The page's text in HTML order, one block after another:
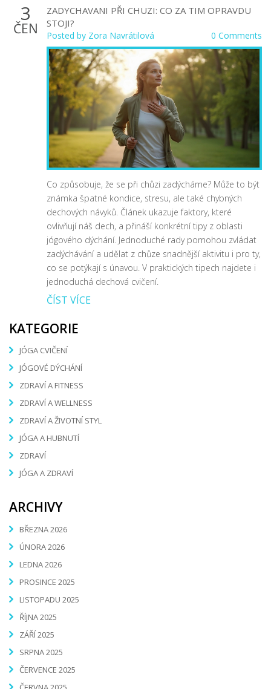
3
ČEN
ZADYCHAVANI PŘI CHUZI: CO ZA TIM OPRAVDU
STOJI?
Posted by Zora Navrátilová 0 Comments
Co způsobuje, že se při chůzi zadýcháme? Může to být
známka špatné kondice, stresu, ale také chybných
dechových návyků. Článek ukazuje faktory, které
ovlivňují náš dech, a přináší konkrétní tipy z oblasti
jógového dýchání. Jednoduché rady pomohou zvládat
zadýchávání a udělat z chůze snadnější aktivitu i pro ty,
co se potýkají s únavou. V praktických tipech najdete i
jednoduchá dechová cvičení.
ČÍST VÍCE
KATEGORIE
JÓGA CVIČENÍ
JÓGOVÉ DÝCHÁNÍ
ZDRAVÍ A FITNESS
ZDRAVÍ A WELLNESS
ZDRAVÍ A ŽIVOTNÍ STYL
JÓGA A HUBNUTÍ
ZDRAVÍ
JÓGA A ZDRAVÍ
ARCHIVY
BŘEZNA 2026
ÚNORA 2026
LEDNA 2026
PROSINCE 2025
LISTOPADU 2025
ŘÍJNA 2025
ZÁŘÍ 2025
SRPNA 2025
ČERVENCE 2025